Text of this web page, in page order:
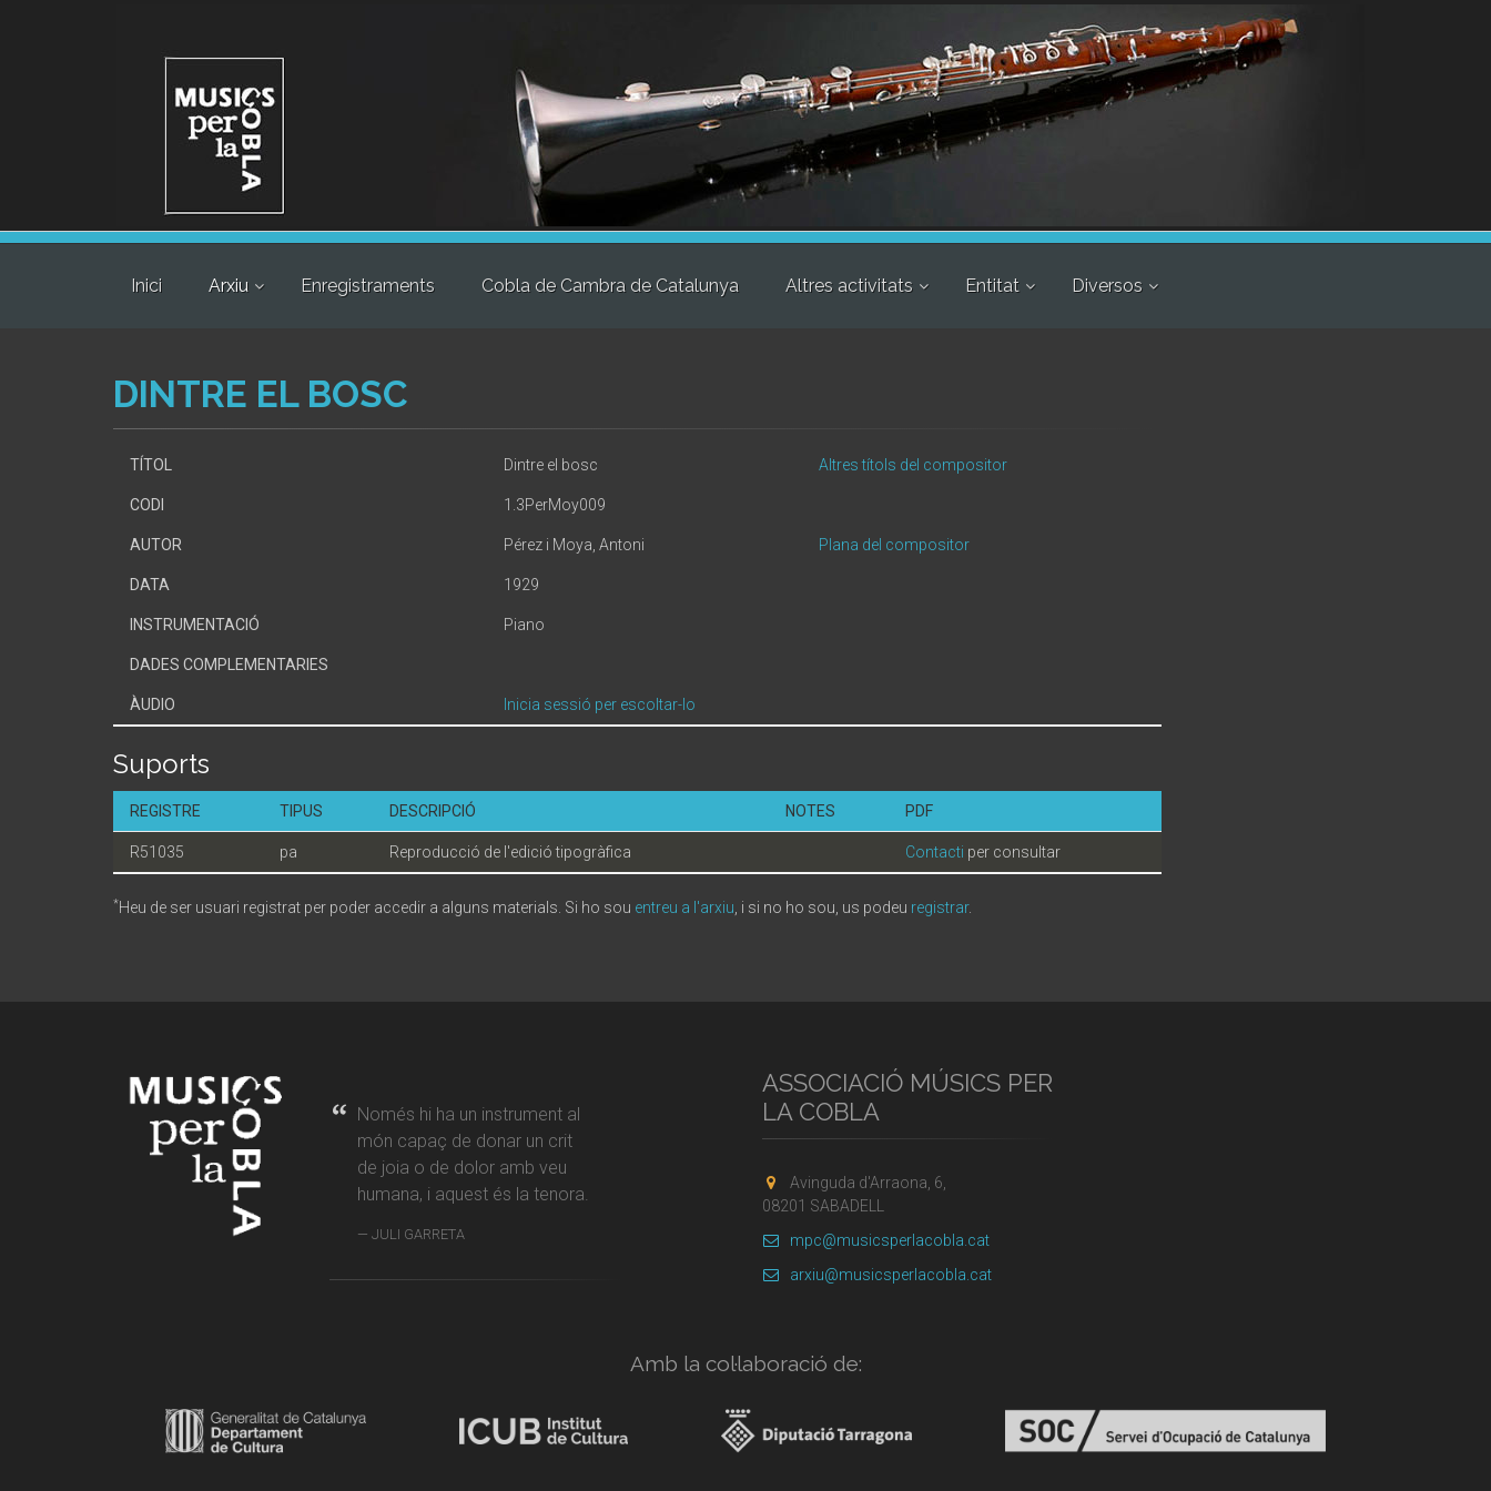
Inici Arxiu Enregistraments Cobla de Cambra de Catalunya Altres activitats Entitat Diversos
DINTRE EL BOSC
TÍTOL Dintre el bosc Altres títols del compositor
CODI 1.3PerMoy009
AUTOR Pérez i Moya, Antoni Plana del compositor
DATA 1929
INSTRUMENTACIÓ Piano
DADES COMPLEMENTARIES
ÀUDIO Inicia sessió per escoltar-lo
Suports
REGISTRE TIPUS DESCRIPCIÓ NOTES PDF
R51035 pa Reproducció de l'edició tipogràfica Contacti per consultar
*Heu de ser usuari registrat per poder accedir a alguns materials. Si ho sou entreu a l'arxiu , i si no ho sou, us podeu registrar.
Només hi ha un instrument al
món capaç de donar un crit
de joia o de dolor amb veu
humana, i aquest és la tenora.
JULI GARRETA
ASSOCIACIÓ MÚSICS PER
LA COBLA
Avinguda d'Arraona, 6,
08201 SABADELL
mpc@musicsperlacobla.cat
arxiu@musicsperlacobla.cat
Amb la col·laboració de: